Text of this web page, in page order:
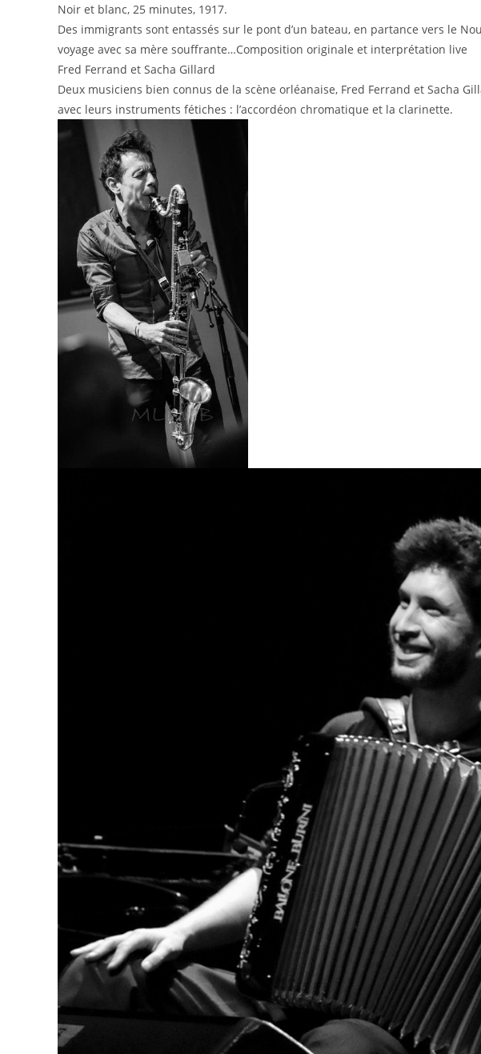
Noir et blanc, 25 minutes, 1917.
Des immigrants sont entassés sur le pont d’un bateau, en partance vers le
voyage avec sa mère souffrante…Composition originale et interprétation live
Fred Ferrand et Sacha Gillard
Deux musiciens bien connus de la scène orléanaise, Fred Ferrand et Sacha
avec leurs instruments fétiches : l’accordéon chromatique et la clarinette.